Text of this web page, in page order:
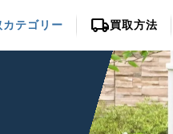
カテゴリー local_shipping買取方法